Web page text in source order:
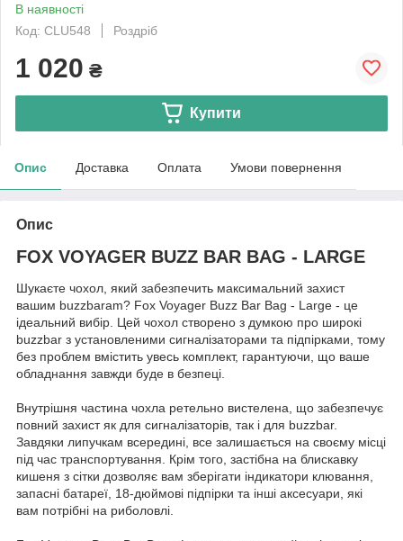
В наявності
Код: CLU548
Роздріб
1 020 ₴
Купити
Опис Доставка Оплата Умови повернення
Опис
FOX VOYAGER BUZZ BAR BAG - LARGE
Шукаєте чохол, який забезпечить максимальний захист
вашим buzzbaram? Fox Voyager Buzz Bar Bag - Large - це
ідеальний вибір. Цей чохол створено з думкою про широкі
buzzbar з установленими сигналізаторами та підпірками, тому
без проблем вмістить увесь комплект, гарантуючи, що ваше
обладнання завжди буде в безпеці.
Внутрішня частина чохла ретельно вистелена, що забезпечує
повний захист як для сигналізаторів, так і для buzzbar.
Завдяки липучкам всередині, все залишається на своєму місці
під час транспортування. Крім того, застібна на блискавку
кишеня з сітки дозволяє вам зберігати індикатори клювання,
запасні батареї, 18-дюймові підпірки та інші аксесуари, які
вам потрібні на риболовлі.